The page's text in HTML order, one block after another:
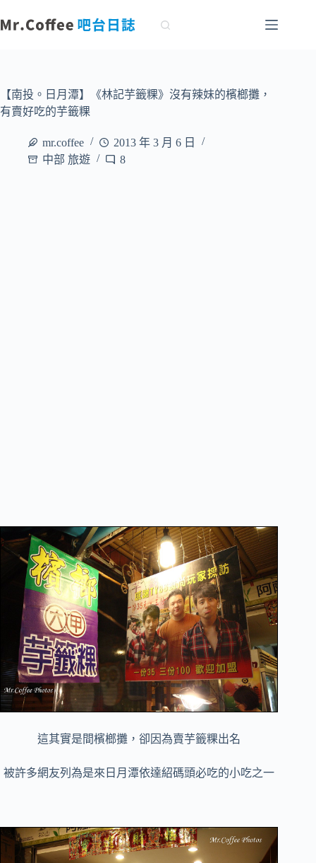
至
容【南投。日月潭】《林記芋籤粿》沒有辣妹的檳榔攤，
有賣好吃的芋籤粿
mr.coffee
2013 年 3 月 6 日
中部 旅遊
8
這其實是間檳榔攤，卻因為賣芋籤粿出名
被許多網友列為是來日月潭依達紹碼頭必吃的小吃之一